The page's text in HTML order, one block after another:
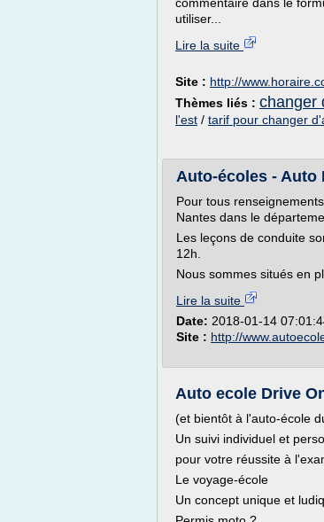
utiliser...
Lire la suite
Site : http://
Thèmes liés : changer
l'est / tarif pour changer
Auto-écoles - Auto
Pour tous
Nantes dans le
Les leçons de conduite
12h.
Nous sommes situés en
Lire la suite
Date: 2018-01-14
Site : http://
Auto ecole Drive
(et bientôt à l'auto-école
Un suivi individuel et
pour votre réussite à
Le voyage-école
Un concept unique et